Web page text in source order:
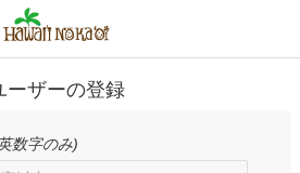
ーザーの登録
数字のみ)